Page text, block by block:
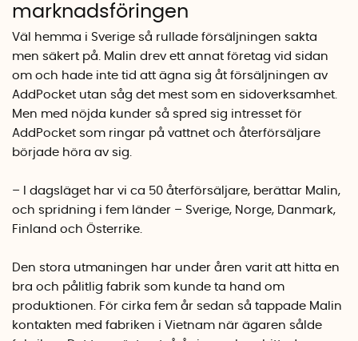
marknadsföringen
Väl hemma i Sverige så rullade försäljningen sakta
men säkert på. Malin drev ett annat företag vid sidan
om och hade inte tid att ägna sig åt försäljningen av
AddPocket utan såg det mest som en sidoverksamhet.
Men med nöjda kunder så spred sig intresset för
AddPocket som ringar på vattnet och återförsäljare
började höra av sig.
– I dagsläget har vi ca 50 återförsäljare, berättar Malin,
och spridning i fem länder – Sverige, Norge, Danmark,
Finland och Österrike.
Den stora utmaningen har under åren varit att hitta en
bra och pålitlig fabrik som kunde ta hand om
produktionen. För cirka fem år sedan så tappade Malin
kontakten med fabriken i Vietnam när ägaren sålde